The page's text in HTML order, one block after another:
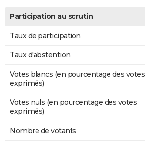
FORUM
Participation au scrutin
Taux de participation
Taux d'abstention
Votes blancs (en pourcentage des votes
exprimés)
Votes nuls (en pourcentage des votes
exprimés)
Nombre de votants